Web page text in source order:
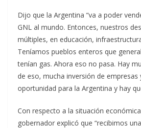
Dijo que la Argentina “va a poder
GNL al mundo. Entonces, nuestros
múltiples, en educación,
Teníamos pueblos enteros que
tenían gas. Ahora eso no pasa. Hay
de eso, mucha inversión de empresas
oportunidad para la Argentina y hay
Con respecto a la situación
gobernador explicó que “recibimos